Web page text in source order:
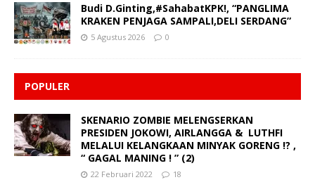
Budi D.Ginting,#SahabatKPK!, “PANGLIMA
KRAKEN PENJAGA SAMPALI,DELI SERDANG”
5 Agustus 2026 0
POPULER
SKENARIO ZOMBIE MELENGSERKAN
PRESIDEN JOKOWI, AIRLANGGA & LUTHFI
MELALUI KELANGKAAN MINYAK GORENG !? ,
“ GAGAL MANING ! ” (2)
22 Februari 2022 18